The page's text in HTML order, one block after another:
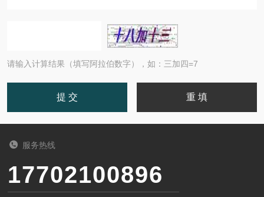
请输入计算结果（填写阿拉伯数字），如：三加四=7
服务热线
17702100896